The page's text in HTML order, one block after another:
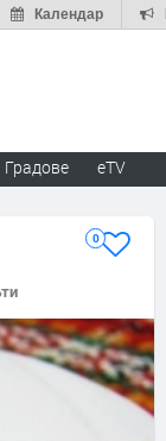
Календар
Градове eTV
0